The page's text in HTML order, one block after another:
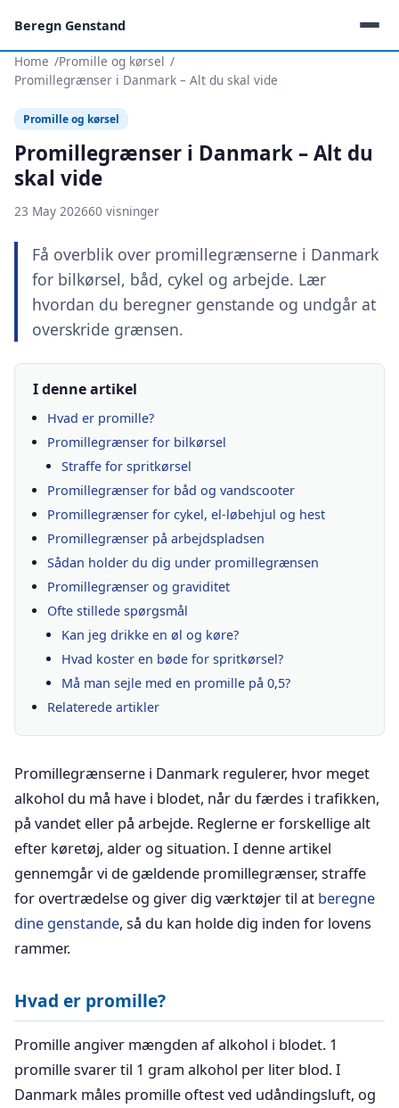
Beregn Genstand
Home
Promille og kørsel
Promillegrænser i Danmark – Alt du skal vide
Promille og kørsel
Promillegrænser i Danmark – Alt du
skal vide
23 May 202660 visninger
Få overblik over promillegrænserne i Danmark
for bilkørsel, båd, cykel og arbejde. Lær
hvordan du beregner genstande og undgår at
overskride grænsen.
I denne artikel
Hvad er promille?
Promillegrænser for bilkørsel
Straffe for spritkørsel
Promillegrænser for båd og vandscooter
Promillegrænser for cykel, el-løbehjul og hest
Promillegrænser på arbejdspladsen
Sådan holder du dig under promillegrænsen
Promillegrænser og graviditet
Ofte stillede spørgsmål
Kan jeg drikke en øl og køre?
Hvad koster en bøde for spritkørsel?
Må man sejle med en promille på 0,5?
Relaterede artikler
Promillegrænserne i Danmark regulerer, hvor meget
alkohol du må have i blodet, når du færdes i trafikken,
på vandet eller på arbejde. Reglerne er forskellige alt
efter køretøj, alder og situation. I denne artikel
gennemgår vi de gældende promillegrænser, straffe
for overtrædelse og giver dig værktøjer til at beregne
dine genstande, så du kan holde dig inden for lovens
rammer.
Hvad er promille?
Promille angiver mængden af alkohol i blodet. 1
promille svarer til 1 gram alkohol per liter blod. I
Danmark måles promille oftest ved udåndingsluft, og